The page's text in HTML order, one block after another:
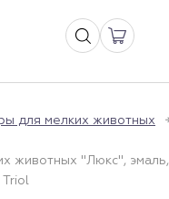
для мелких животных
животных "Люкс", эмаль,